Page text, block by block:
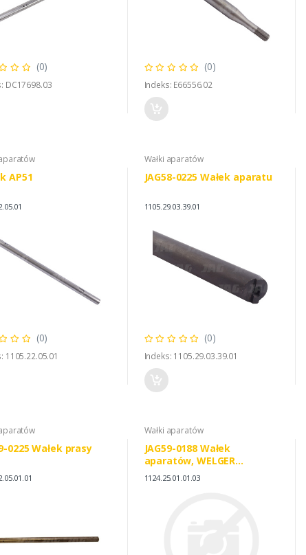
(0)
DC17698.03
(0)
Indeks: E66556.02
AP51
(0)
1105.22.05.01
Wałki aparatów
JAG58-0225 Wałek aparatu
1105.29.03.39.01
(0)
Indeks: 1105.29.03.39.01
0225 Wałek prasy
Wałki aparatów
JAG59-0188 Wałek
aparatów, WELGER
1124.25.01.01 1124250101
1124.25.01.01.03